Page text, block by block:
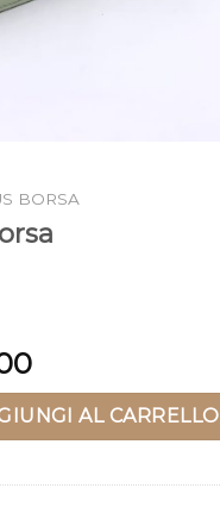
BORSA
AL CARRELLO